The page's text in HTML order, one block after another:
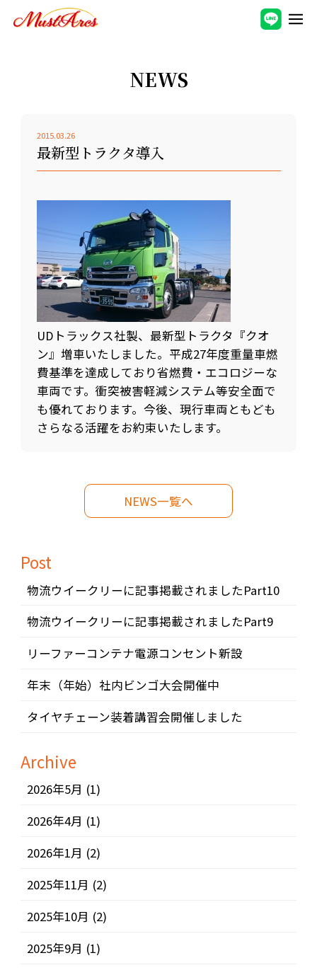
NEWS
2015.03.26
最新型トラクタ導入
UDトラックス社製、最新型トラクタ『クオ
ン』増車いたしました。平成27年度重量車燃
費基準を達成しており省燃費・エコロジーな
車両です。衝突被害軽減システム等安全面で
も優れております。今後、現行車両ともども
さらなる活躍をお約束いたします。
NEWS一覧へ
Post
物流ウイークリーに記事掲載されましたPart10
物流ウイークリーに記事掲載されましたPart9
リーファーコンテナ電源コンセント新設
年末（年始）社内ビンゴ大会開催中
タイヤチェーン装着講習会開催しました
Archive
2026年5月 (1)
2026年4月 (1)
2026年1月 (2)
2025年11月 (2)
2025年10月 (2)
2025年9月 (1)